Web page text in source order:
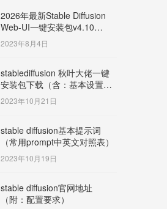
2026年最新Stable Diffusion
Web-UI一键安装包v4.10
Windows版【支持50系显卡】
2023年8月4日
stablediffusion 秋叶大佬一键
安装包下载（含：基本设置说
明）
2023年10月21日
stable diffusion基本提示词
（常用prompt中英文对照表）
2023年10月19日
stable diffusion官网地址
（附：配置要求）